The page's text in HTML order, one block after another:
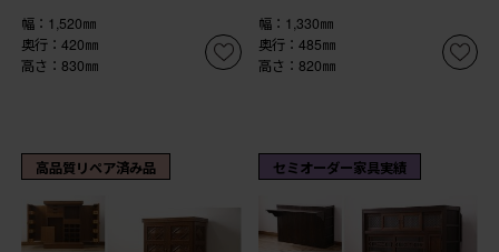
幅：1,520㎜
奥行：420㎜
高さ：830㎜
幅：1,330㎜
奥行：485㎜
高さ：820㎜
高品質リペア済み品 セミオーダー家具実績